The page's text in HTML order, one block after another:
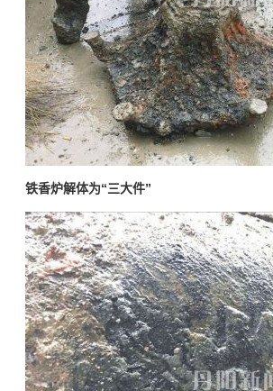
铁香炉解体为“三大件”